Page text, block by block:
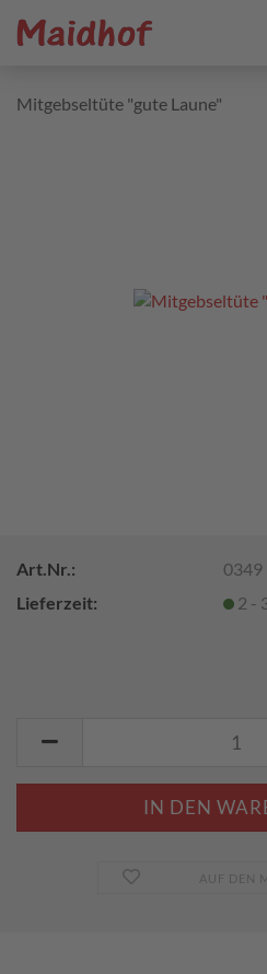
Mitgebseltüte "gute Laune"
Art.Nr.:
0349
Lieferzeit:
2 -
AUF DEN